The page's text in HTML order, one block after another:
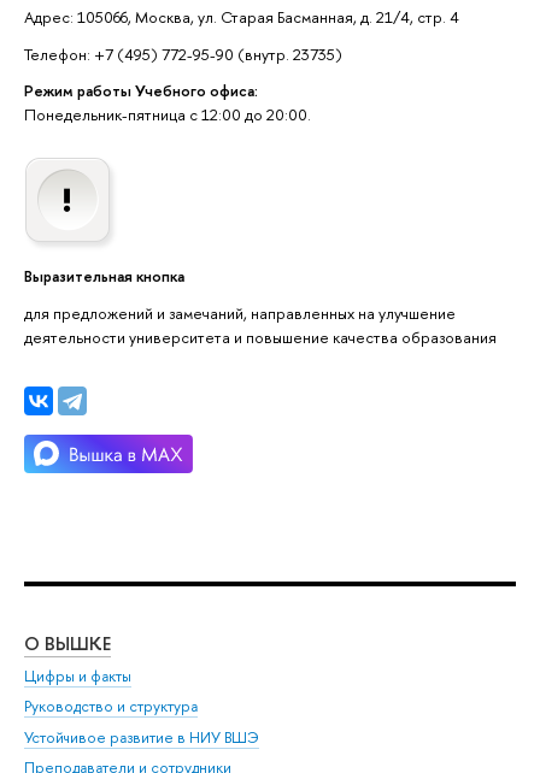
Адрес: 105066, Москва, ул. Старая Басманная, д. 21/4, стр. 4
Телефон: +7 (495) 772-95-90 (внутр. 23735)
Режим работы Учебного офиса:
Понедельник-пятница с 12:00 до 20:00.
Выразительная кнопка
для предложений и замечаний, направленных на улучшение
деятельности университета и повышение качества образования
О ВЫШКЕ
Цифры и факты
Руководство и структура
Устойчивое развитие в НИУ ВШЭ
Преподаватели и сотрудники